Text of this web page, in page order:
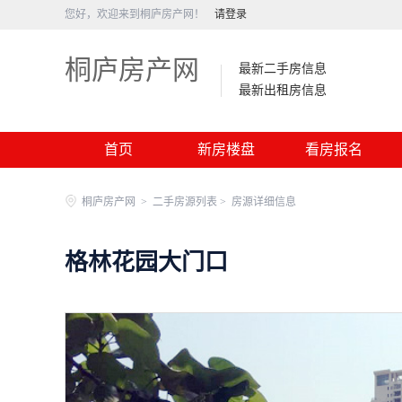
您好，欢迎来到桐庐房产网！ 请登录
桐庐房产网
最新二手房信息
最新出租房信息
首页 新房楼盘 看房报名
桐庐房产网 > 二手房源列表 > 房源详细信息
格林花园大门口